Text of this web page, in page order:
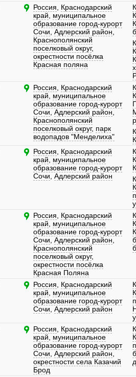
Россия
Краснодарский
край
муниципальное
образование город-курорт
Сочи Адлерский район
Краснополянский
поселковый округ,
окрестности посёлка
Красная поляна
Россия
Краснодарский
край
муниципальное
образование город-курорт
Сочи Адлерский район
Краснополянский
поселковый округ, парк
водопадов "Менделиха"
Россия
Краснодарский
край
муниципальное
образование город-курорт
Сочи Адлерский район
Россия
Краснодарский
край
муниципальное
образование город-курорт
Сочи Адлерский район
Краснополянский
поселковый округ,
окрестности посёлка
Красная Поляна
Россия
Краснодарский
край
муниципальное
образование город-курорт
Сочи Адлерский район
Россия
Краснодарский
край
муниципальное
образование город-курорт
Сочи Адлерский район
окрестности села Казачий
Брод